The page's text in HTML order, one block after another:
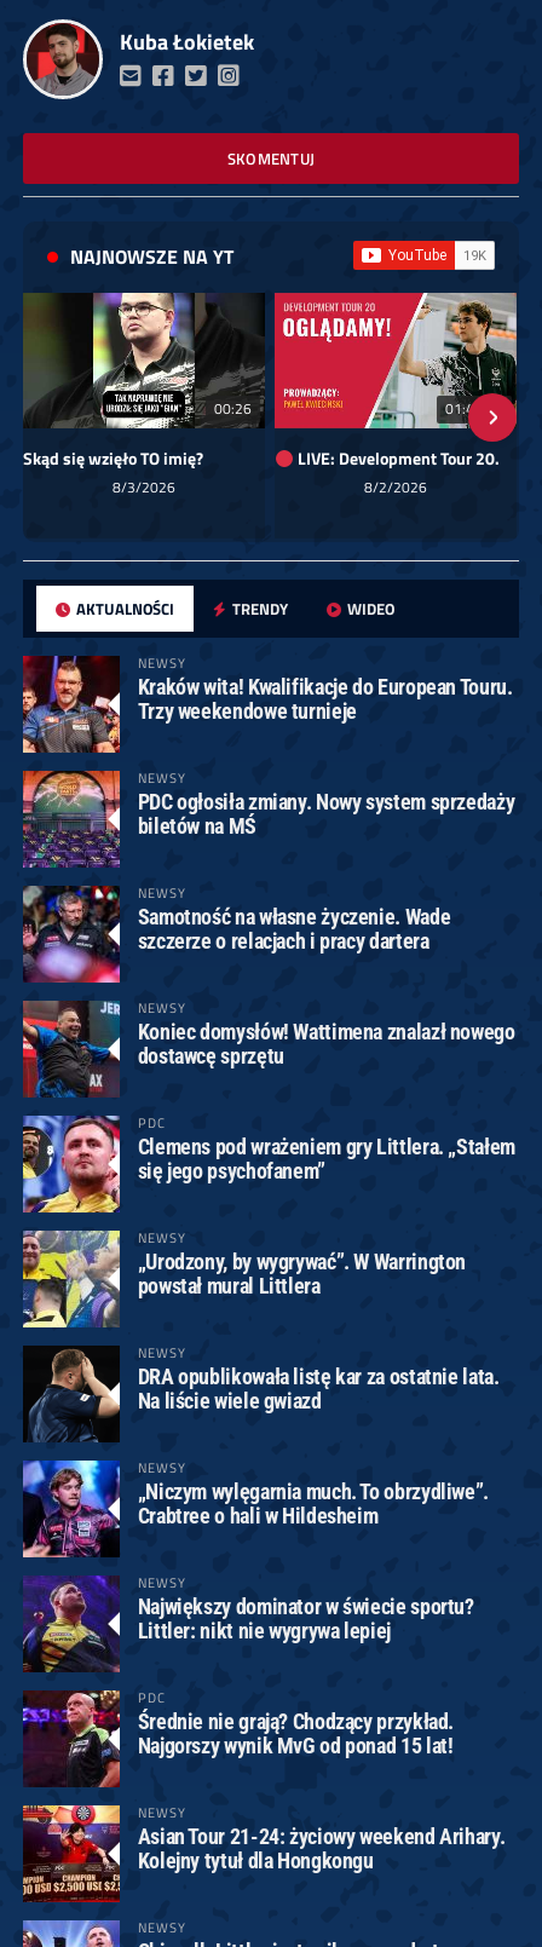
Kuba Łokietek
SKOMENTUJ
NAJNOWSZE NA YT
00:26
Skąd się wzięło TO imię?
8/3/2026
01:40:24
LIVE: Development Tour 20.
8/2/2026
AKTUALNOŚCI TRENDY WIDEO
NEWSY
Kraków wita! Kwalifikacje do European Touru.
Trzy weekendowe turnieje
NEWSY
PDC ogłosiła zmiany. Nowy system sprzedaży
biletów na MŚ
NEWSY
Samotność na własne życzenie. Wade
szczerze o relacjach i pracy dartera
NEWSY
Koniec domysłów! Wattimena znalazł nowego
dostawcę sprzętu
PDC
Clemens pod wrażeniem gry Littlera. „Stałem
się jego psychofanem”
NEWSY
„Urodzony, by wygrywać”. W Warrington
powstał mural Littlera
NEWSY
DRA opublikowała listę kar za ostatnie lata.
Na liście wiele gwiazd
NEWSY
„Niczym wylęgarnia much. To obrzydliwe”.
Crabtree o hali w Hildesheim
NEWSY
Największy dominator w świecie sportu?
Littler: nikt nie wygrywa lepiej
PDC
Średnie nie grają? Chodzący przykład.
Najgorszy wynik MvG od ponad 15 lat!
NEWSY
Asian Tour 21-24: życiowy weekend Arihary.
Kolejny tytuł dla Hongkongu
NEWSY